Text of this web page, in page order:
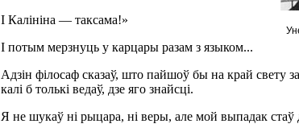
І Калініна — таксама!»
І потым мерзнуць у карцары разам з языком...
Адзін філосаф сказаў, што пайшоў бы на край свету
калі б толькі ведаў, дзе яго знайсці.
Я не шукаў ні рыцара, ні веры, але мой выпадак